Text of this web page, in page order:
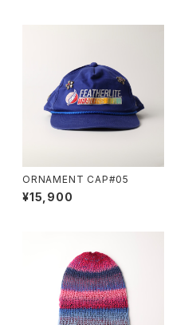
ORNAMENT CAP#05
¥15,900